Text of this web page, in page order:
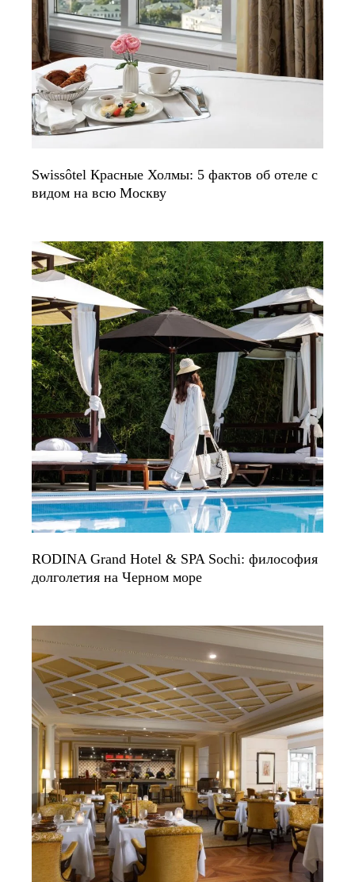
Swissôtel Красные Холмы: 5 фактов об отеле с
видом на всю Москву
RODINA Grand Hotel & SPA Sochi: философия
долголетия на Черном море